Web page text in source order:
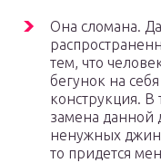
Она сломана.
тем, что
бегунок на
конструкция. В
замена данной
ненужных
то придется